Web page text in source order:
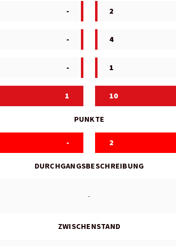
- 2
- 4
- 1
1 10
PUNKTE
- 2
DURCHGANGSBESCHREIBUNG
-
ZWISCHENSTAND